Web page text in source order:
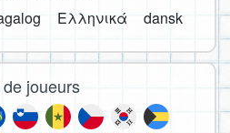
Ελληνικά dansk
joueurs